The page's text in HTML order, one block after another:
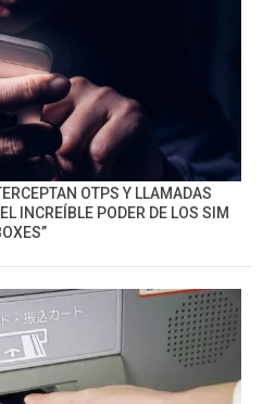
OTPS Y LLAMADAS
INCREÍBLE PODER DE LOS SIM